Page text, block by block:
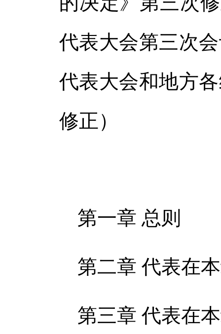
代表大会第三次
代表大会和地方
修正）
第一章 总则
第二章 代表在
第三章 代表在